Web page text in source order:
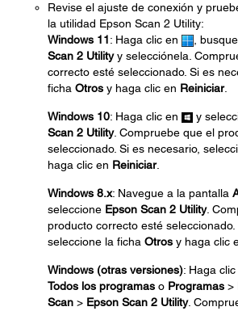
Revise el ajuste de conexión y
la utilidad Epson Scan 2 Utility:
Windows 11: Haga clic en ,
Scan 2 Utilityy selecciónela.
correcto esté seleccionado. Si es
ficha Otros y haga clic en Reiniciar.
Windows 10: Haga clic en y
Scan 2 Utility. Compruebe que el
seleccionado. Si es necesario,
haga clic en Reiniciar.
Windows 8.x: Navegue a la pantalla
seleccione Epson Scan 2 Utility.
producto correcto esté seleccionado.
seleccione la ficha Otros y haga clic
Windows (otras versiones): Haga clic
Todos los programas o Programas >
Scan > Epson Scan 2 Utility.